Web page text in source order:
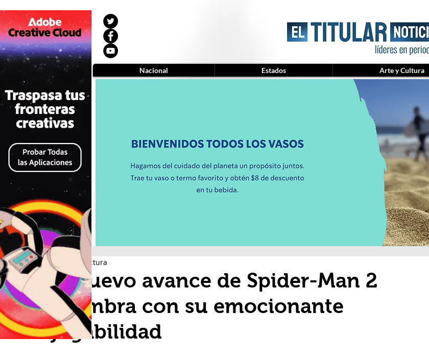
El nuevo avance de Spider-Man 2
asombra con su emocionante
jugabilidad
1 min de lectura
Nacional Estados Arte y Cultura